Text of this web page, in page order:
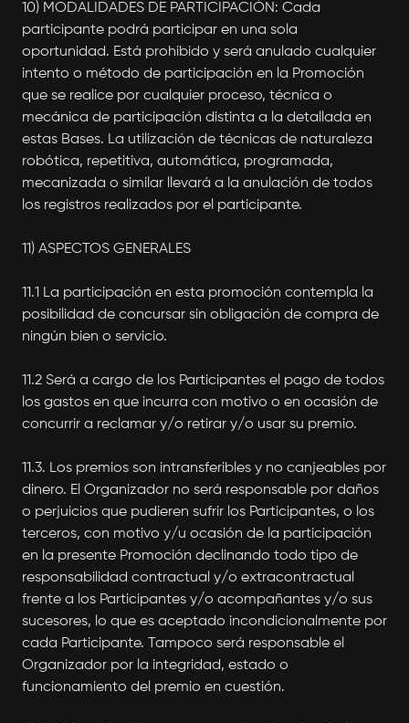
10) MODALIDADES DE PARTICIPACIÓN: Cada
participante podrá participar en una sola
oportunidad. Está prohibido y será anulado cualquier
intento o método de participación en la Promoción
que se realice por cualquier proceso, técnica o
mecánica de participación distinta a la detallada en
estas Bases. La utilización de técnicas de naturaleza
robótica, repetitiva, automática, programada,
mecanizada o similar llevará a la anulación de todos
los registros realizados por el participante.
11) ASPECTOS GENERALES
11.1 La participación en esta promoción contempla la
posibilidad de concursar sin obligación de compra de
ningún bien o servicio.
11.2 Será a cargo de los Participantes el pago de todos
los gastos en que incurra con motivo o en ocasión de
concurrir a reclamar y/o retirar y/o usar su premio.
11.3. Los premios son intransferibles y no canjeables por
dinero. El Organizador no será responsable por daños
o perjuicios que pudieren sufrir los Participantes, o los
terceros, con motivo y/u ocasión de la participación
en la presente Promoción declinando todo tipo de
responsabilidad contractual y/o extracontractual
frente a los Participantes y/o acompañantes y/o sus
sucesores, lo que es aceptado incondicionalmente por
cada Participante. Tampoco será responsable el
Organizador por la integridad, estado o
funcionamiento del premio en cuestión.